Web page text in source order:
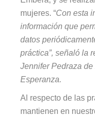
mujeres. “Con esta
información que
datos
práctica”,señaló la
Jennifer Pedraza
Esperanza.
Al respecto de las
mantienen en